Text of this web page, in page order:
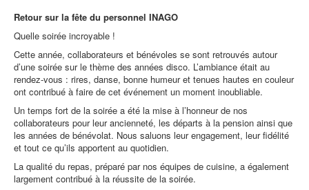
Retour sur la fête du personnel INAGO
Quelle soirée incroyable !
Cette année, collaborateurs et bénévoles se sont retrouvés autour
d’une soirée sur le thème des années disco. L’ambiance était au
rendez-vous : rires, danse, bonne humeur et tenues hautes en couleur
ont contribué à faire de cet événement un moment inoubliable.
Un temps fort de la soirée a été la mise à l’honneur de nos
collaborateurs pour leur ancienneté, les départs à la pension ainsi que
les années de bénévolat. Nous saluons leur engagement, leur fidélité
et tout ce qu’ils apportent au quotidien.
La qualité du repas, préparé par nos équipes de cuisine, a également
largement contribué à la réussite de la soirée.